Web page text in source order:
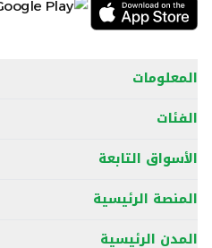
المعلومات
الفئات
الأسواق التابعة
المنصة الرئيسية
المدن الرئيسية